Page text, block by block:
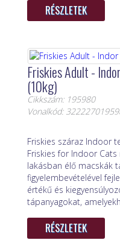
RÉSZLETEK
Friskies Adult -
(10kg)
Cikkszám: 195980
Vonalkód:
Friskies száraz Indoor
Friskies for Indoor
lakásban élő macskák
figyelembevételével
értékű és
tápanyagokat,
RÉSZLETEK